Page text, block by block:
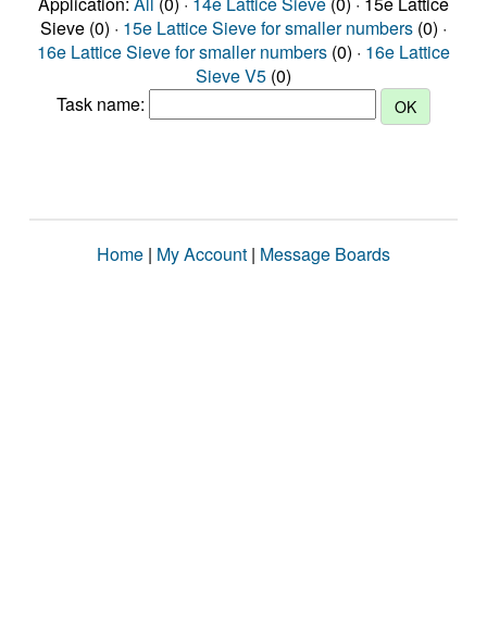
Sieve (0) · 15e Lattice Sieve for smaller numbers (0) ·
16e Lattice Sieve for smaller numbers (0) · 16e Lattice
Sieve V5 (0)
Task name:
Home | My Account | Message Boards